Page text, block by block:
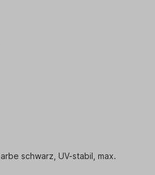
schwarz, UV-stabil, max.